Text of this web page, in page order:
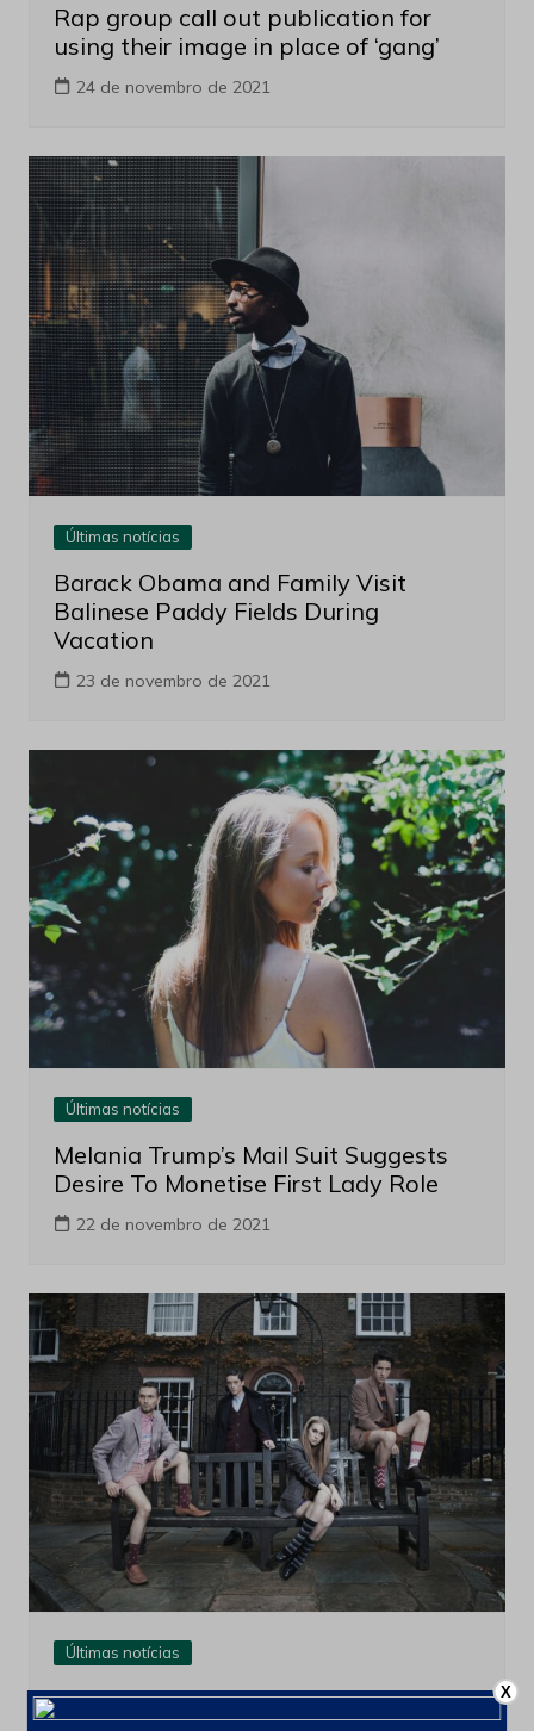
Rap group call out publication for
using their image in place of ‘gang’
24 de novembro de 2021
Últimas notícias
Barack Obama and Family Visit
Balinese Paddy Fields During
Vacation
23 de novembro de 2021
Últimas notícias
Melania Trump’s Mail Suit Suggests
Desire To Monetise First Lady Role
22 de novembro de 2021
Últimas notícias
This Secret Room In Mount Rushmore
X